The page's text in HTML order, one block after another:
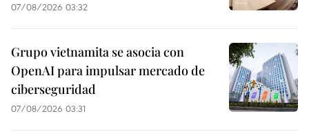
07/08/2026 03:32
Grupo vietnamita se asocia con
OpenAI para impulsar mercado de
ciberseguridad
07/08/2026 03:31